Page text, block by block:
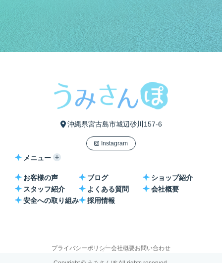
沖縄県宮古島市城辺砂川157-6
Instagram
メニュー
お客様の声 ブログ
ショップ紹介
スタッフ紹介
よくある質問
会社概要
安全への取り組み
採用情報
プライバシーポリシー会社概要お問い合わせ